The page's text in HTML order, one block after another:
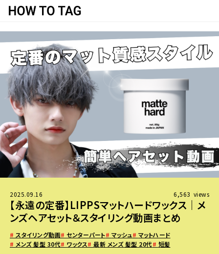
2025.09.16 6,563 views
【永遠の定番】LIPPSマットハードワックス｜メ
ンズヘアセット＆スタイリング動画まとめ
# スタイリング動画# センターパート# マッシュ# マットハード
# メンズ 髪型 30代# ワックス# 最新 メンズ 髪型 20代# 短髪